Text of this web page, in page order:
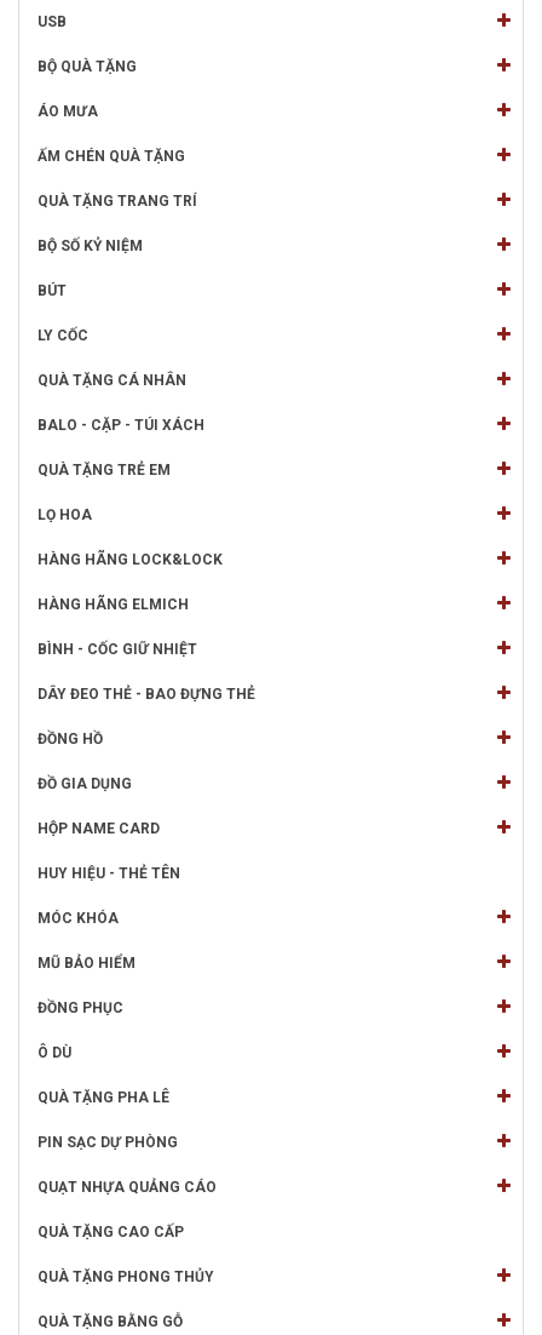
USB
BỘ QUÀ TẶNG
ÁO MƯA
ẤM CHÉN QUÀ TẶNG
QUÀ TẶNG TRANG TRÍ
BỘ SỐ KỶ NIỆM
BÚT
LY CỐC
QUÀ TẶNG CÁ NHÂN
BALO - CẶP - TÚI XÁCH
QUÀ TẶNG TRẺ EM
LỌ HOA
HÀNG HÃNG LOCK&LOCK
HÀNG HÃNG ELMICH
BÌNH - CỐC GIỮ NHIỆT
DÂY ĐEO THẺ - BAO ĐỰNG THẺ
ĐỒNG HỒ
ĐỒ GIA DỤNG
HỘP NAME CARD
HUY HIỆU - THẺ TÊN
MÓC KHÓA
MŨ BẢO HIỂM
ĐỒNG PHỤC
Ô DÙ
QUÀ TẶNG PHA LÊ
PIN SẠC DỰ PHÒNG
QUẠT NHỰA QUẢNG CÁO
QUÀ TẶNG CAO CẤP
QUÀ TẶNG PHONG THỦY
QUÀ TẶNG BẰNG GỖ